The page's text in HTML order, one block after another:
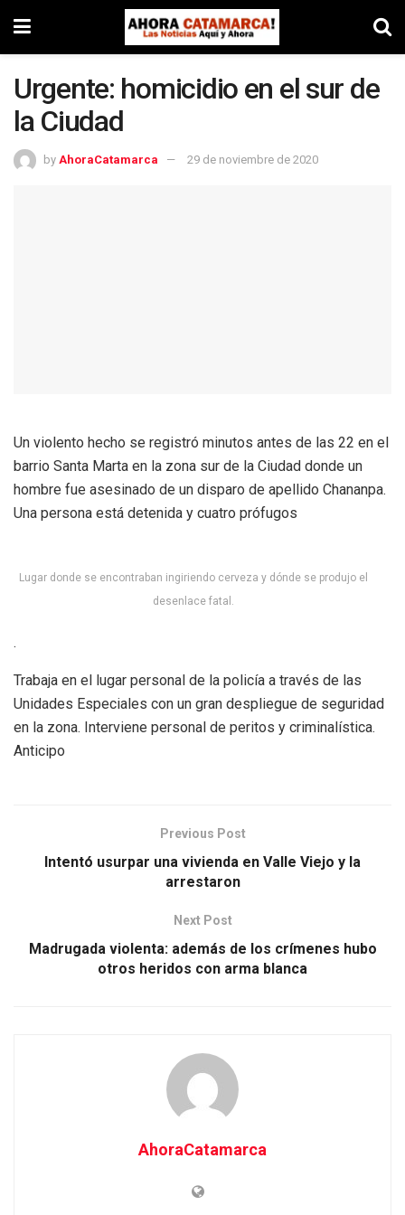
Urgente: homicidio en el sur de
la Ciudad
by AhoraCatamarca 29 de noviembre de 2020
Un violento hecho se registró minutos antes de las 22 en el
barrio Santa Marta en la zona sur de la Ciudad donde un
hombre fue asesinado de un disparo de apellido Chananpa.
Una persona está detenida y cuatro prófugos
Lugar donde se encontraban ingiriendo cerveza y dónde se produjo el
desenlace fatal.
.
Trabaja en el lugar personal de la policía a través de las
Unidades Especiales con un gran despliegue de seguridad
en la zona. Interviene personal de peritos y criminalística.
Anticipo
Previous Post
Intentó usurpar una vivienda en Valle Viejo y la
arrestaron
Next Post
Madrugada violenta: además de los crímenes hubo
otros heridos con arma blanca
AhoraCatamarca